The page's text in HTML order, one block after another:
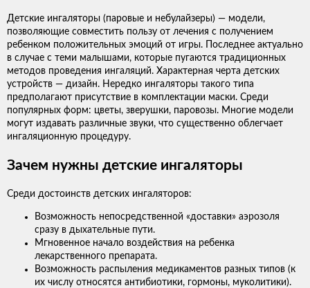
Детские ингаляторы (паровые и небулайзеры) — модели,
позволяющие совместить пользу от лечения с получением
ребенком положительных эмоций от игры. Последнее актуально
в случае с теми малышами, которые пугаются традиционных
методов проведения ингаляций. Характерная черта детских
устройств — дизайн. Нередко ингаляторы такого типа
предполагают присутствие в комплектации маски. Среди
популярных форм: цветы, зверушки, паровозы. Многие модели
могут издавать различные звуки, что существенно облегчает
ингаляционную процедуру.
Зачем нужны детские ингаляторы
Среди достоинств детских ингаляторов:
Возможность непосредственной «доставки» аэрозоля
сразу в дыхательные пути.
Мгновенное начало воздействия на ребенка
лекарственного препарата.
Возможность распыления медикаментов разных типов (к
их числу относятся антибиотики, гормоны, муколитики).